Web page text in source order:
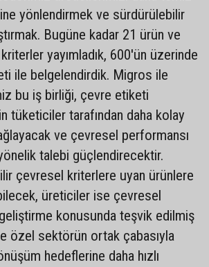
yönlendirmek ve sürdürülebilir
Bugüne kadar 21 ürün ve
yayımladık, 600'ün üzerinde
ile belgelendirdik. Migros ile
bu iş birliği, çevre etiketi
tüketiciler tarafından daha kolay
ve çevresel performansı
talebi güçlendirecektir.
çevresel kriterlere uyan ürünlere
üreticiler ise çevresel
konusunda teşvik edilmiş
özel sektörün ortak çabasıyla
hedeflerine daha hızlı